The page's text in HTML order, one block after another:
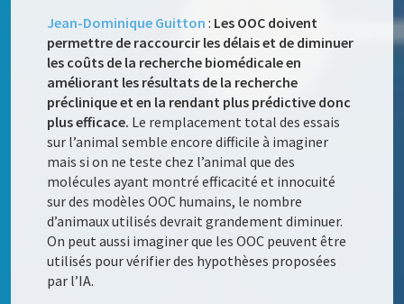
Jean-Dominique Guitton : Les OOC doivent
permettre de raccourcir les délais et de diminuer
les coûts de la recherche biomédicale en
améliorant les résultats de la recherche
préclinique et en la rendant plus prédictive donc
plus efficace. Le remplacement total des essais
sur l’animal semble encore difficile à imaginer
mais si on ne teste chez l’animal que des
molécules ayant montré efficacité et innocuité
sur des modèles OOC humains, le nombre
d’animaux utilisés devrait grandement diminuer.
On peut aussi imaginer que les OOC peuvent être
utilisés pour vérifier des hypothèses proposées
par l’IA.